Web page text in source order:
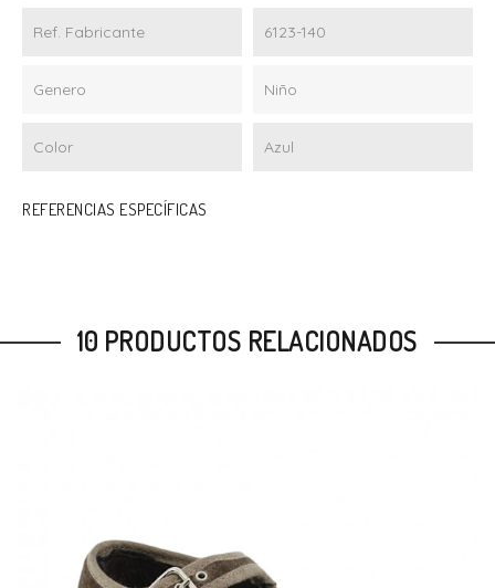
Ref. Fabricante 6123-140
Genero Niño
Color Azul
REFERENCIAS ESPECÍFICAS
10 PRODUCTOS RELACIONADOS